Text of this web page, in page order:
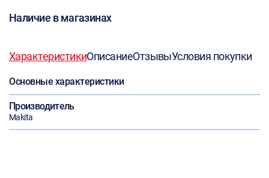
Наличие в магазинах
ХарактеристикиОписаниеОтзывыУсловия покупки
Основные характеристики
Производитель
Makita